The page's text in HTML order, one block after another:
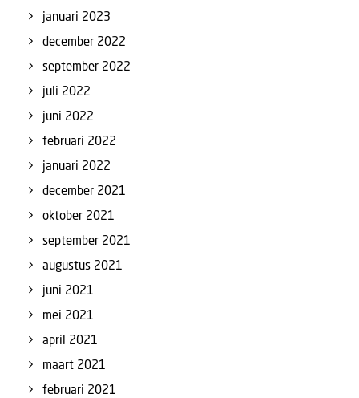
januari 2023
december 2022
september 2022
juli 2022
juni 2022
februari 2022
januari 2022
december 2021
oktober 2021
september 2021
augustus 2021
juni 2021
mei 2021
april 2021
maart 2021
februari 2021